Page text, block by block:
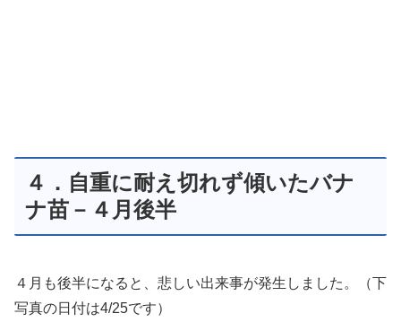
４．自重に耐え切れず傾いたバナ
ナ苗－４月後半
４月も後半になると、悲しい出来事が発生しました。（下
写真の日付は4/25です）